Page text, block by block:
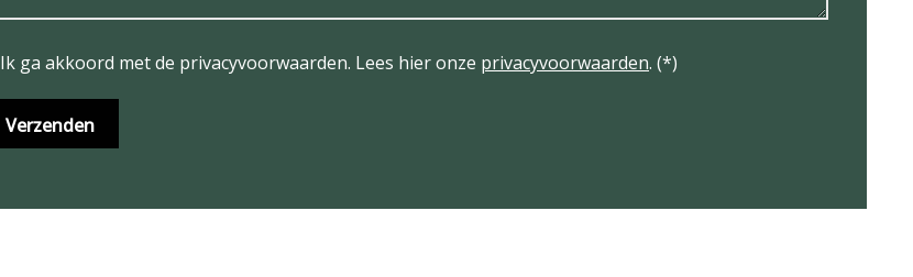
Ik ga akkoord met de privacyvoorwaarden. Lees hier onze privacyvoorwaarden. (*)